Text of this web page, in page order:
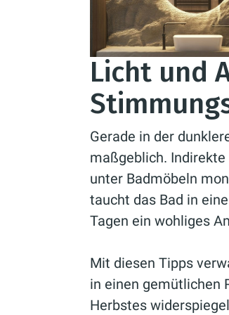
Licht und
Gerade in der
maßgeblich. Indirekte
unter Badmöbeln
taucht das Bad in
Tagen ein wohliges
Mit diesen Tipps
in einen gemütlichen
Herbstes